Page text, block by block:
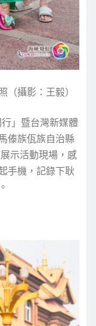
攝影：王毅）
」暨台灣新媒體
傣族佤族自治縣
示活動現場，感
手機，記錄下耿